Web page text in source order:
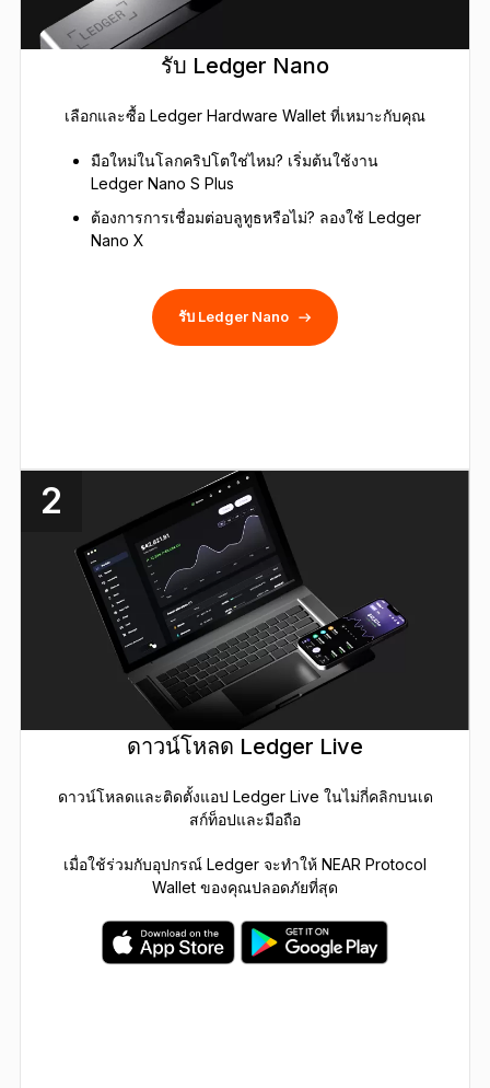
รับ Ledger Nano
เลือกและซื้อ Ledger Hardware Wallet ที่เหมาะกับคุณ
มือใหม่ในโลกคริปโตใช่ไหม? เริ่มต้นใช้งาน
Ledger Nano S Plus
ต้องการการเชื่อมต่อบลูทูธหรือไม่? ลองใช้ Ledger
Nano X
รับ Ledger Nano
2
ดาวน์โหลด Ledger Live
ดาวน์โหลดและติดตั้งแอป Ledger Live ในไม่กี่คลิกบนเด
สก์ท็อปและมือถือ
เมื่อใช้ร่วมกับอุปกรณ์ Ledger จะทำให้ NEAR Protocol
Wallet ของคุณปลอดภัยที่สุด